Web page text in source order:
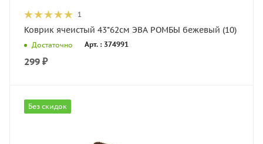
1
Коврик ячеистый 43*62см ЭВА РОМБЫ бежевый (10)
Достаточно Арт. : 374991
299 ₽
Без скидок